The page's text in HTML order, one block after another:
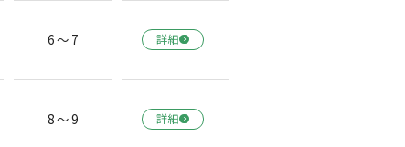
6 ～ 7 詳細
8 ～ 9 詳細